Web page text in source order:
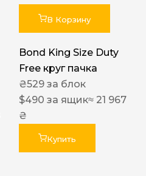
В Корзину
Bond King Size Duty
Free круг пачка
₴529 за блок
$490 за ящик≈ 21 967
₴
Купить